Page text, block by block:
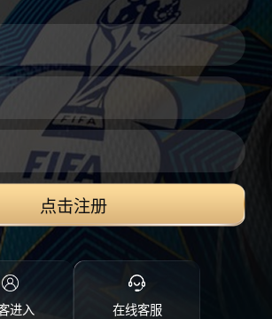
点击注册
进入 在线客服